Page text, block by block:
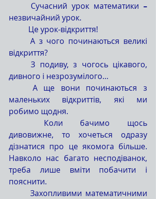
	Сучасний урок математики
незвичайний урок.
	Це урок-відкриття!
відкриття?
	З подиву, з чогось цікавого,
дивного і незрозумілого…
маленьких відкриттів, які ми
робимо щодня.
дивовижне, то хочеться одразу
дізнатися про це якомога більше.
Навколо нас багато несподіванок,
треба лише вміти побачити і
пояснити.